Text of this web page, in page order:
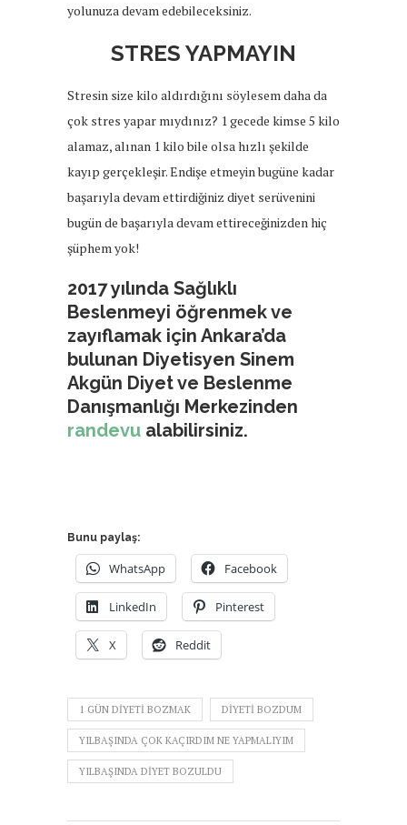
yolunuza devam edebileceksiniz.
STRES YAPMAYIN
Stresin size kilo aldırdığını söylesem daha da
çok stres yapar mıydınız? 1 gecede kimse 5 kilo
alamaz, alınan 1 kilo bile olsa hızlı şekilde
kayıp gerçekleşir. Endişe etmeyin bugüne kadar
başarıyla devam ettirdiğiniz diyet serüvenini
bugün de başarıyla devam ettireceğinizden hiç
şüphem yok!
2017 yılında Sağlıklı
Beslenmeyi öğrenmek ve
zayıflamak için Ankara’da
bulunan Diyetisyen Sinem
Akgün Diyet ve Beslenme
Danışmanlığı Merkezinden
randevu alabilirsiniz.
Bunu paylaş:
WhatsApp Facebook
LinkedIn Pinterest
X Reddit
1 GÜN DIYETI BOZMAK DIYETI BOZDUM
YILBAŞINDA ÇOK KAÇIRDIM NE YAPMALIYIM
YILBAŞINDA DIYET BOZULDU